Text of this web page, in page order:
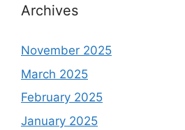
Archives
November 2025
March 2025
February 2025
January 2025